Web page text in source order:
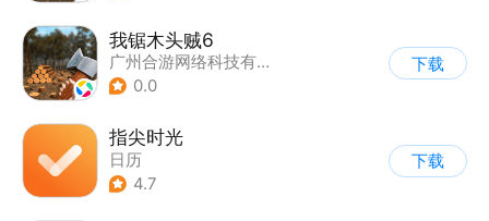
我锯木头贼6
广州合游网络科技有限公司
0.0
下载
指尖时光
日历
4.7
下载